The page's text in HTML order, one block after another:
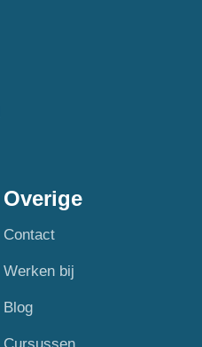
Overige
Contact
Werken bij
Blog